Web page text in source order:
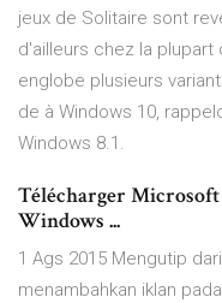
jeux de Solitaire sont
d'ailleurs chez la plupart
englobe plusieurs
de à Windows 10,
Windows 8.1.
Télécharger
Windows ...
1 Ags 2015 Mengutip
menambahkan iklan